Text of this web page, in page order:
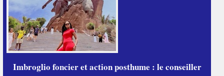
Imbroglio foncier et action posthume : le conseiller